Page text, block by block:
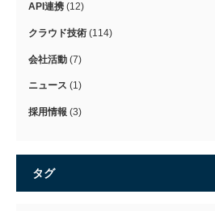
API連携 (12)
クラウド技術 (114)
会社活動 (7)
ニュース (1)
採用情報 (3)
タグ